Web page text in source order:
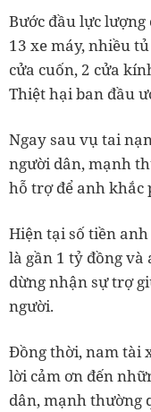
Bước đầu lực
13 xe máy, nhiều
cửa cuốn, 2 cửa
Thiệt hại ban đầu
Ngay sau vụ tai
người dân, mạnh
hỗ trợ để anh khắc
Hiện tại số tiền
là gần 1 tỷ đồng và
dừng nhận sự trợ
người.
Đồng thời, nam tài
lời cảm ơn đến
dân, mạnh thường